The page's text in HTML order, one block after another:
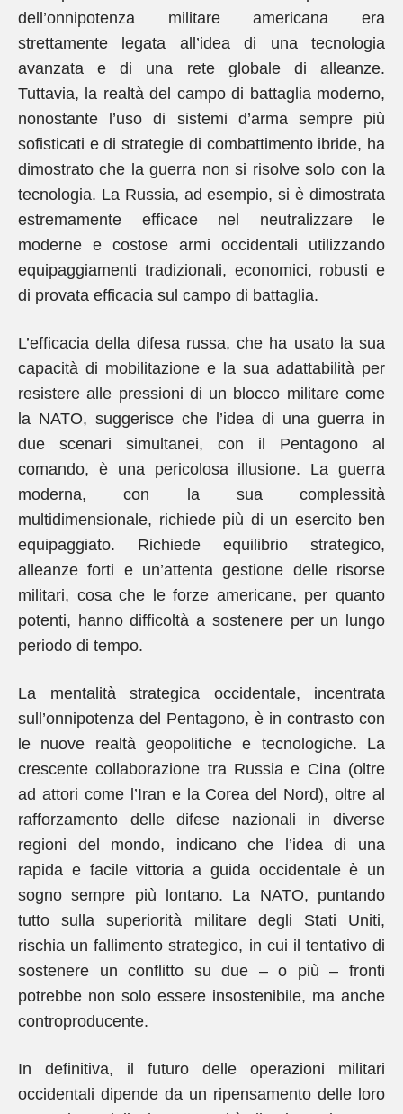
dell’onnipotenza militare americana era
strettamente legata all’idea di una tecnologia
avanzata e di una rete globale di alleanze.
Tuttavia, la realtà del campo di battaglia moderno,
nonostante l’uso di sistemi d’arma sempre più
sofisticati e di strategie di combattimento ibride, ha
dimostrato che la guerra non si risolve solo con la
tecnologia. La Russia, ad esempio, si è dimostrata
estremamente efficace nel neutralizzare le
moderne e costose armi occidentali utilizzando
equipaggiamenti tradizionali, economici, robusti e
di provata efficacia sul campo di battaglia.
L’efficacia della difesa russa, che ha usato la sua
capacità di mobilitazione e la sua adattabilità per
resistere alle pressioni di un blocco militare come
la NATO, suggerisce che l’idea di una guerra in
due scenari simultanei, con il Pentagono al
comando, è una pericolosa illusione. La guerra
moderna, con la sua complessità
multidimensionale, richiede più di un esercito ben
equipaggiato. Richiede equilibrio strategico,
alleanze forti e un’attenta gestione delle risorse
militari, cosa che le forze americane, per quanto
potenti, hanno difficoltà a sostenere per un lungo
periodo di tempo.
La mentalità strategica occidentale, incentrata
sull’onnipotenza del Pentagono, è in contrasto con
le nuove realtà geopolitiche e tecnologiche. La
crescente collaborazione tra Russia e Cina (oltre
ad attori come l’Iran e la Corea del Nord), oltre al
rafforzamento delle difese nazionali in diverse
regioni del mondo, indicano che l’idea di una
rapida e facile vittoria a guida occidentale è un
sogno sempre più lontano. La NATO, puntando
tutto sulla superiorità militare degli Stati Uniti,
rischia un fallimento strategico, in cui il tentativo di
sostenere un conflitto su due – o più – fronti
potrebbe non solo essere insostenibile, ma anche
controproducente.
In definitiva, il futuro delle operazioni militari
occidentali dipende da un ripensamento delle loro